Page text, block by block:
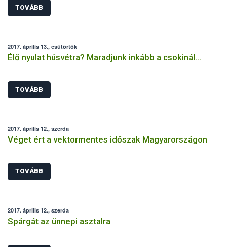
TOVÁBB
2017. április 13., csütörtök
Élő nyulat húsvétra? Maradjunk inkább a csokinál…
TOVÁBB
2017. április 12., szerda
Véget ért a vektormentes időszak Magyarországon
TOVÁBB
2017. április 12., szerda
Spárgát az ünnepi asztalra